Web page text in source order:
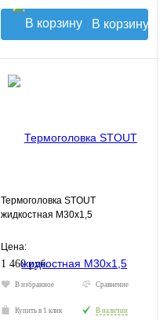
В корзину
Термоголовка STOUT
жидкостная М30х1,5
Цена:
1 460 руб.
В избранное Сравнение
Купить в 1 клик В наличии